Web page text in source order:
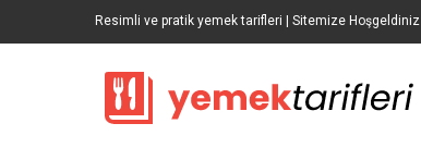
Resimli ve pratik yemek tarifleri | Sitemize Hoşgeldiniz